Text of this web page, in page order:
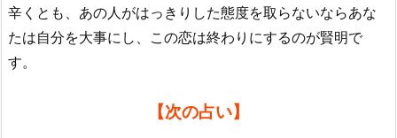
辛くとも、あの人がはっきりした態度を取らないならあな
たは自分を大事にし、この恋は終わりにするのが賢明で
す。
【次の占い】